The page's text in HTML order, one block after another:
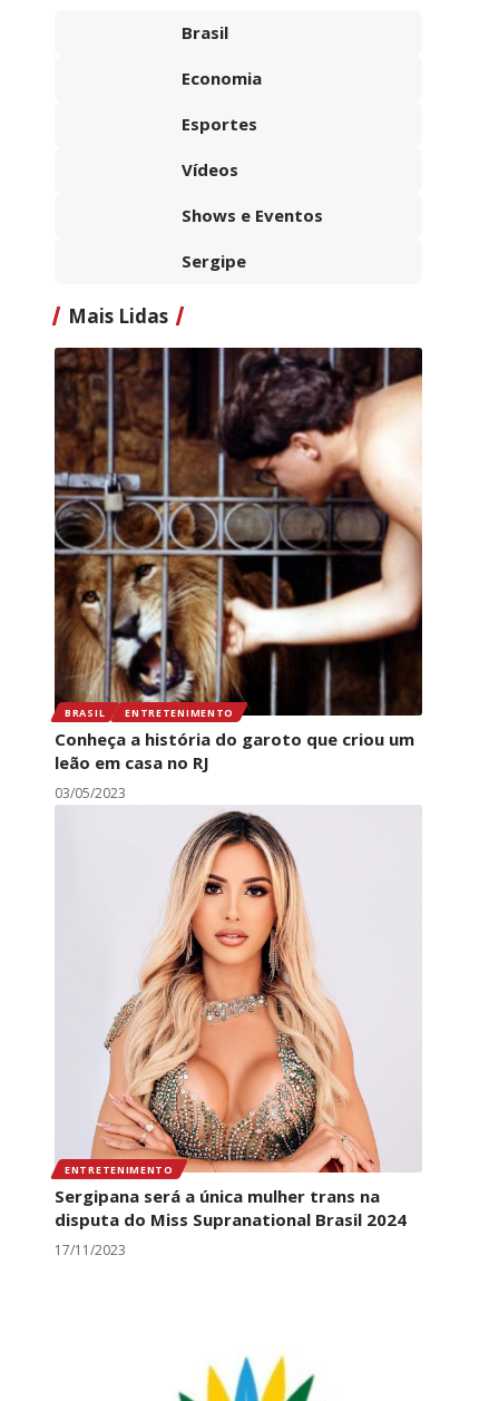
Brasil
Economia
Esportes
Vídeos
Shows e Eventos
Sergipe
Mais Lidas
BRASIL ENTRETENIMENTO
Conheça a história do garoto que criou um
leão em casa no RJ
03/05/2023
ENTRETENIMENTO
Sergipana será a única mulher trans na
disputa do Miss Supranational Brasil 2024
17/11/2023